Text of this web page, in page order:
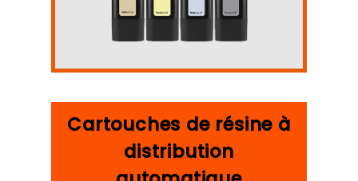
Cartouches de résine à
distribution